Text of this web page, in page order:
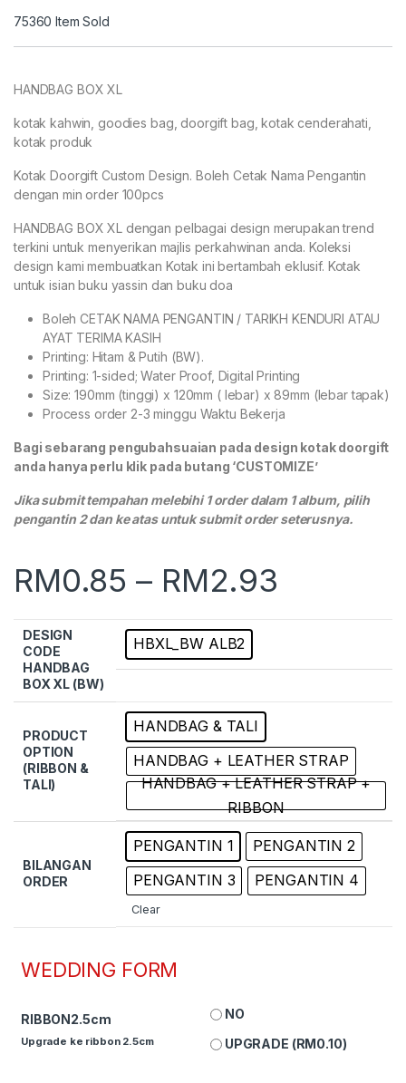
75360 Item Sold
HANDBAG BOX XL
kotak kahwin, goodies bag, doorgift bag, kotak cenderahati,
kotak produk
Kotak Doorgift Custom Design. Boleh Cetak Nama Pengantin
dengan min order 100pcs
HANDBAG BOX XL dengan pelbagai design merupakan trend
terkini untuk menyerikan majlis perkahwinan anda. Koleksi
design kami membuatkan Kotak ini bertambah eklusif. Kotak
untuk isian buku yassin dan buku doa
Boleh CETAK NAMA PENGANTIN / TARIKH KENDURI ATAU
AYAT TERIMA KASIH
Printing: Hitam & Putih (BW).
Printing: 1-sided; Water Proof, Digital Printing
Size: 190mm (tinggi) x 120mm ( lebar) x 89mm (lebar tapak)
Process order 2-3 minggu Waktu Bekerja
Bagi sebarang pengubahsuaian pada design kotak doorgift
anda hanya perlu klik pada butang ‘CUSTOMIZE’
Jika submit tempahan melebihi 1 order dalam 1 album, pilih
pengantin 2 dan ke atas untuk submit order seterusnya.
RM0.85 – RM2.93
DESIGN
CODE
HANDBAG
BOX XL (BW)
HBXL_BW ALB2
PRODUCT
OPTION
(RIBBON &
TALI)
HANDBAG & TALI
HANDBAG + LEATHER STRAP
HANDBAG + LEATHER STRAP +
RIBBON
BILANGAN
ORDER
PENGANTIN 1
PENGANTIN 2
PENGANTIN 3
PENGANTIN 4
Clear
WEDDING FORM
RIBBON2.5cm
Upgrade ke ribbon 2.5cm
NO
UPGRADE (RM0.10)